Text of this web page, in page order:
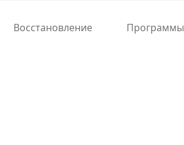
Восстановление Программы